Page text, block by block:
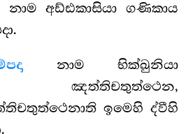
නාම අඩ්ඪකාසියා ගණිකාය
නාම භික්ඛුනියා
ඤත්තිචතුත්ථෙන,
ඉමෙහි ද්වීහි